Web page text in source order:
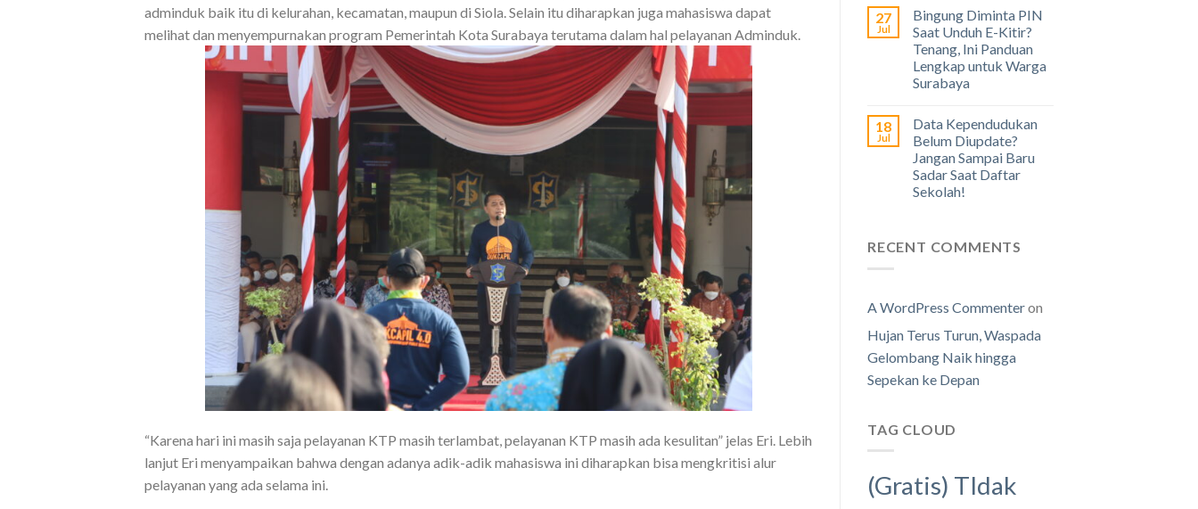
adminduk baik itu di kelurahan, kecamatan, maupun di Siola. Selain itu diharapkan juga mahasiswa dapat
melihat dan menyempurnakan program Pemerintah Kota Surabaya terutama dalam hal pelayanan Adminduk.
“Karena hari ini masih saja pelayanan KTP masih terlambat, pelayanan KTP masih ada kesulitan” jelas Eri. Lebih
lanjut Eri menyampaikan bahwa dengan adanya adik-adik mahasiswa ini diharapkan bisa mengkritisi alur
pelayanan yang ada selama ini.
27
Jul
Bingung Diminta PIN
Saat Unduh E-Kitir?
Tenang, Ini Panduan
Lengkap untuk Warga
Surabaya
18
Jul
Data Kependudukan
Belum Diupdate?
Jangan Sampai Baru
Sadar Saat Daftar
Sekolah!
RECENT COMMENTS
A WordPress Commenteron
Hujan Terus Turun, Waspada
Gelombang Naik hingga
Sepekan ke Depan
TAG CLOUD
(Gratis) TIdak